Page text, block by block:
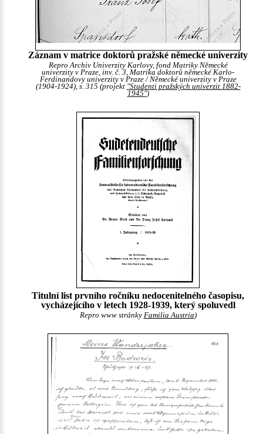
Záznam v matrice doktorů pražské německé univerzity
Repro Archiv Univerzity Karlovy, fond Matriky Německé
univerzity v Praze, inv. č. 3, Matrika doktorů německé Karlo-
Ferdinandovy univerzity v Praze / Německé univerzity v Praze
(1904-1924), s. 315 (projekt "Studenti pražských univerzit 1882-
1945")
Titulní list prvního ročníku nedocenitelného časopisu,
vycházejícího v letech 1928-1939, který spoluvedl
Repro www stránky Familia Austria)